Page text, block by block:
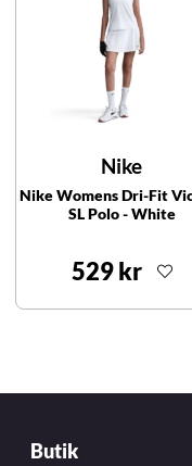
Nike
Nike Womens Dri-Fit
SL Polo - White
529 kr
Butik